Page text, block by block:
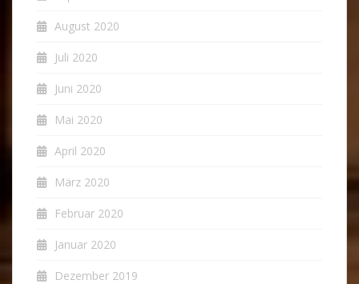
August 2020
Juli 2020
Juni 2020
Mai 2020
April 2020
März 2020
Februar 2020
Januar 2020
Dezember 2019